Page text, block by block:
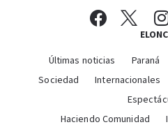
Últimas noticias Paraná
Sociedad
Internacionales
Haciendo Comunidad